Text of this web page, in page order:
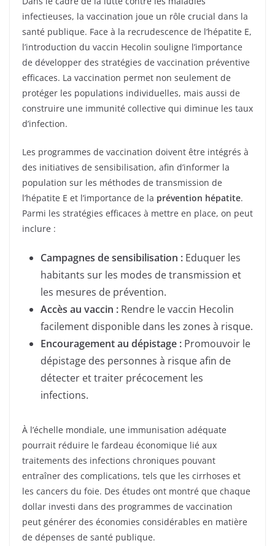
infectieuses, la vaccination joue un rôle crucial dans la
santé publique. Face à la recrudescence de l’hépatite E,
l’introduction du vaccin Hecolin souligne l’importance
de développer des stratégies de vaccination préventive
efficaces. La vaccination permet non seulement de
protéger les populations individuelles, mais aussi de
construire une immunité collective qui diminue les taux
d’infection.
Les programmes de vaccination doivent être intégrés à
des initiatives de sensibilisation, afin d’informer la
population sur les méthodes de transmission de
l’hépatite E et l’importance de la prévention hépatite.
Parmi les stratégies efficaces à mettre en place, on peut
inclure :
Campagnes de sensibilisation : Eduquer les
habitants sur les modes de transmission et
les mesures de prévention.
Accès au vaccin : Rendre le vaccin Hecolin
facilement disponible dans les zones à risque.
Encouragement au dépistage : Promouvoir le
dépistage des personnes à risque afin de
détecter et traiter précocement les
infections.
À l’échelle mondiale, une immunisation adéquate
pourrait réduire le fardeau économique lié aux
traitements des infections chroniques pouvant
entraîner des complications, tels que les cirrhoses et
les cancers du foie. Des études ont montré que chaque
dollar investi dans des programmes de vaccination
peut générer des économies considérables en matière
de dépenses de santé publique.